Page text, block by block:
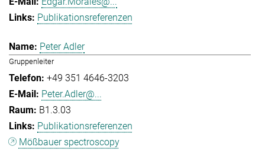
Publikationsreferenzen
Peter Adler
Gruppenleiter
+49 351 4646-3203
Peter.Adler@...
B1.3.03
Publikationsreferenzen
Mößbauer spectroscopy